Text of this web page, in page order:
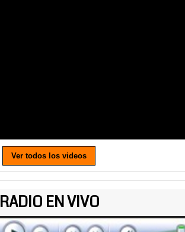
Ver todos los videos
RADIO EN VIVO